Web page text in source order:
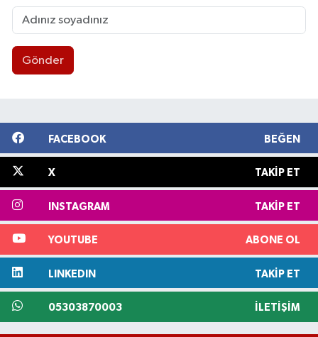
Gönder
FACEBOOK BEĞEN
X TAKIP ET
INSTAGRAM TAKIP ET
YOUTUBE ABONE OL
LINKEDIN TAKIP ET
05303870003 İLETIŞIM